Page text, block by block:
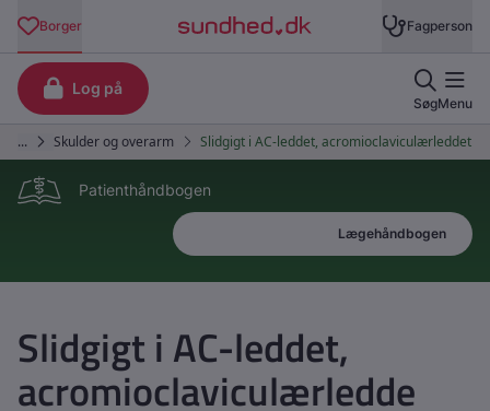
Patienthåndbogen
Lægehåndbogen
Slidgigt i AC-leddet,
acromioclaviculærledde